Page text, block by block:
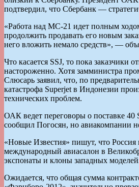
подтвердил, что Сбербанк —
«Работа над МС-21 идет полным
продолжить продавать его новым
него вложить немало средств», —
Что касается SSJ, то пока заказчики
настороженно. Хотя замминистра
Слюсарь заявил, что, по
катастрофа Superjet в Индонезии
технических проблем.
ОАК ведет переговоры о поставке 40
сообщил Погосян, но авиакомпании
«Новые Известия» пишут, что Россия
международный авиасалон в
экспонаты и клоны западных
Ожидается, что общая сумма